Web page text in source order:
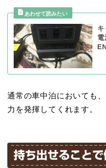
電
通常の車中泊においても
力を発揮してくれます。
持ち出せること